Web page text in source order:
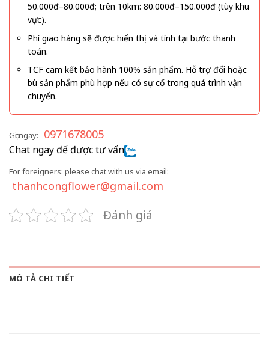
50.000đ–80.000đ; trên 10km: 80.000đ–150.000đ (tùy khu
vực).
Phí giao hàng sẽ được hiển thị và tính tại bước thanh
toán.
TCF cam kết bảo hành 100% sản phẩm. Hỗ trợ đổi hoặc
bù sản phẩm phù hợp nếu có sự cố trong quá trình vận
chuyển.
Gọi ngay: 0971678005
Chat ngay để được tư vấn
For foreigners: please chat with us via email:
thanhcongflower@gmail.com
Đánh giá
MÔ TẢ CHI TIẾT